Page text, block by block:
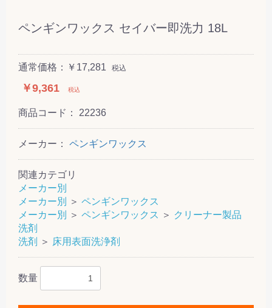
ペンギンワックス セイバー即洗力 18L
通常価格：￥17,281 税込
￥9,361 税込
商品コード： 22236
メーカー： ペンギンワックス
関連カテゴリ
メーカー別
メーカー別
＞ ペンギンワックス
メーカー別
＞ ペンギンワックス ＞ クリーナー製品
洗剤
洗剤
＞ 床用表面洗浄剤
数量